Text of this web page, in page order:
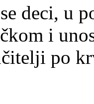
deci, u
i
po